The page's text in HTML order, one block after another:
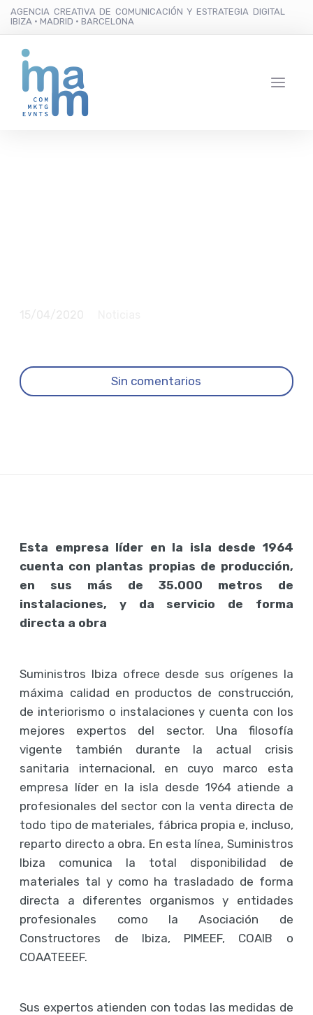
AGENCIA CREATIVA DE COMUNICACIÓN Y ESTRATEGIA DIGITAL
IBIZA · MADRID · BARCELONA
Sin comentarios
Esta empresa líder en la isla desde 1964
cuenta con plantas propias de producción,
en sus más de 35.000 metros de
instalaciones, y da servicio de forma
directa a obra
Suministros Ibiza ofrece desde sus orígenes la
máxima calidad en productos de construcción,
de interiorismo o instalaciones y cuenta con los
mejores expertos del sector. Una filosofía
vigente también durante la actual crisis
sanitaria internacional, en cuyo marco esta
empresa líder en la isla desde 1964 atiende a
profesionales del sector con la venta directa de
todo tipo de materiales, fábrica propia e, incluso,
reparto directo a obra. En esta línea, Suministros
Ibiza comunica la total disponibilidad de
materiales tal y como ha trasladado de forma
directa a diferentes organismos y entidades
profesionales como la Asociación de
Constructores de Ibiza, PIMEEF, COAIB o
COAATEEEF.
Sus expertos atienden con todas las medidas de